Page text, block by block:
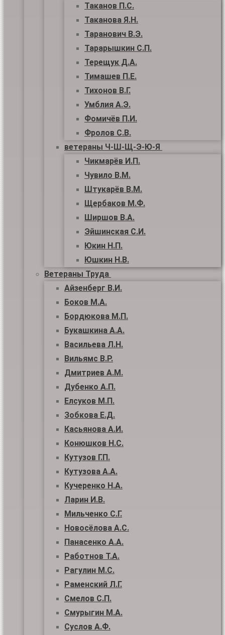
Таканов П.С.
Таканова Я.Н.
Таранович В.Э.
Тарарышкин С.П.
Терещук Д.А.
Тимашев П.Е.
Тихонов В.Г.
Умблия А.Э.
Фомичёв П.И.
Фролов С.В.
ветераны Ч-Ш-Щ-Э-Ю-Я
Чикмарёв И.П.
Чувило В.М.
Штукарёв В.М.
Щербаков М.Ф.
Ширшов В.А.
Эйшинская С.И.
Юкин Н.П.
Юшкин Н.В.
Ветераны Труда
Айзенберг В.И.
Боков М.А.
Бордюкова М.П.
Букашкина А.А.
Васильева Л.Н.
Вильямс В.Р.
Дмитриев А.М.
Дубенко А.П.
Елсуков М.П.
Зобкова Е.Д.
Касьянова А.И.
Конюшков Н.С.
Кутузов Г.П.
Кутузова А.А.
Кучеренко Н.А.
Ларин И.В.
Мильченко С.Г.
Новосёлова А.С.
Панасенко А.А.
Работнов Т.А.
Рагулин М.С.
Раменский Л.Г.
Смелов С.П.
Смурыгин М.А.
Суслов А.Ф.